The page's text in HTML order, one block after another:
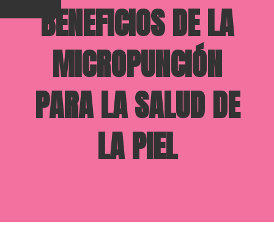
BENEFICIOS DE LA
MICROPUNCIÓN
PARA LA SALUD DE
LA PIEL